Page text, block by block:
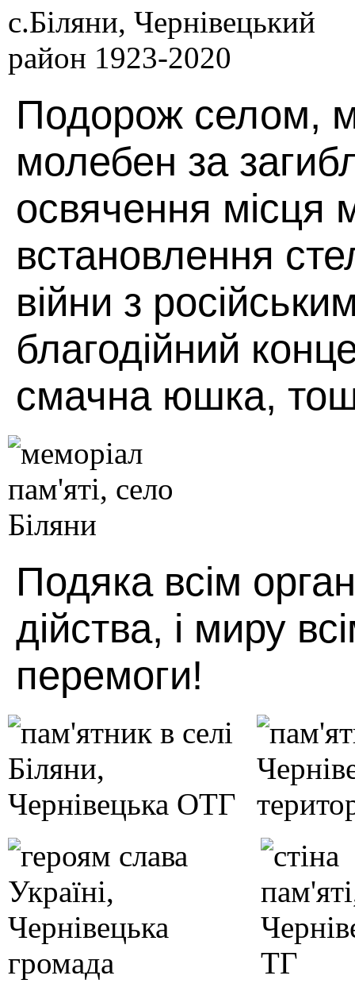
Подорож селом,
молебен за
освячення місця
встановлення
війни з
благодійний
смачна юшка,
Подяка всім
дійства, і миру
перемоги!